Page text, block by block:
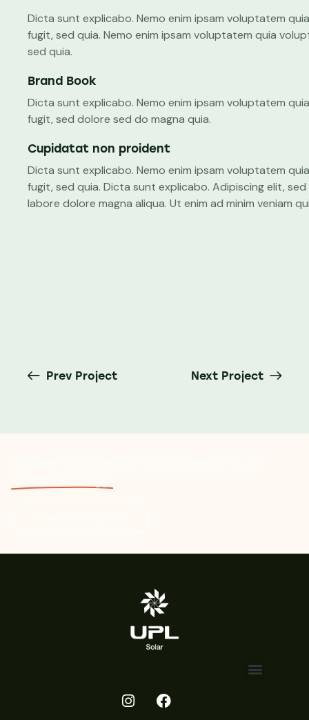
Dicta sunt explicabo. Nemo enim ipsam voluptatem
fugit, sed quia. Nemo enim ipsam voluptatem quia
sed quia.
Brand Book
Dicta sunt explicabo. Nemo enim ipsam voluptatem
fugit, sed dolore sed do magna quia.
Cupidatat non proident
Dicta sunt explicabo. Nemo enim ipsam voluptatem
fugit, sed quia. Dicta sunt explicabo. Adipiscing elit,
labore dolore magna aliqua. Ut enim ad minim veniam
Prev Project Next Project